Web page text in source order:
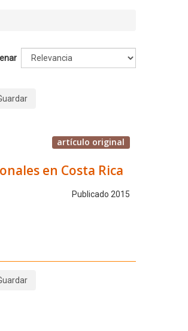
artículo original
en Costa Rica
Publicado 2015